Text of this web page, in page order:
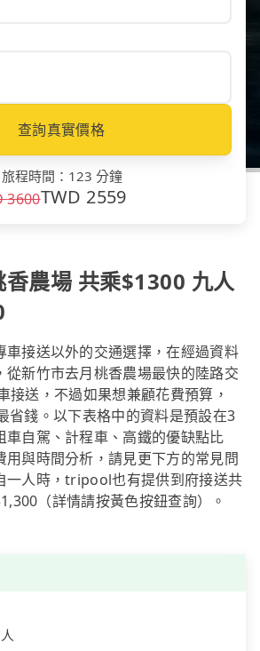
查詢真實價格
旅程時間 ： 123 分鐘
3600TWD 2559
香農場 共乘$1300 九人
車接送以外的交通選擇，在經過資料
從新竹市去月桃香農場最快的陸路交
送，不過如果想兼顧花費預算，
省錢。以下表格中的資料是預設在3
車自駕、計程車、高鐵的優缺點比
用與時間分析，請見更下方的常見問
一人時，tripool也有提供到府接送共
（詳情請按黃色按鈕查詢）。